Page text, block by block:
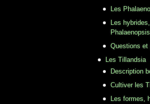
Les
Les
Phalaenopsis
Questions et
Les Tillandsia
Description
Cultiver les
Les formes,